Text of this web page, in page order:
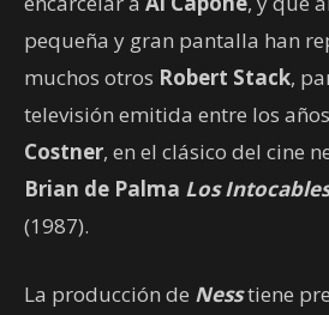
pequeña y gran pantalla han
muchos otros Robert Stack,
televisión emitida entre los
Costner, en el clásico del cine
Brian de Palma Los
(1987).
La producción de Nesstiene